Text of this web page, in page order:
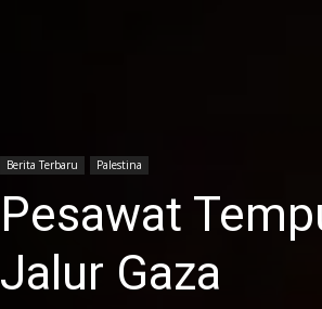
Berita Terbaru Palestina
Pesawat
Jalur Gaza